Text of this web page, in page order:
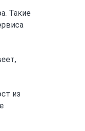
Такие
из